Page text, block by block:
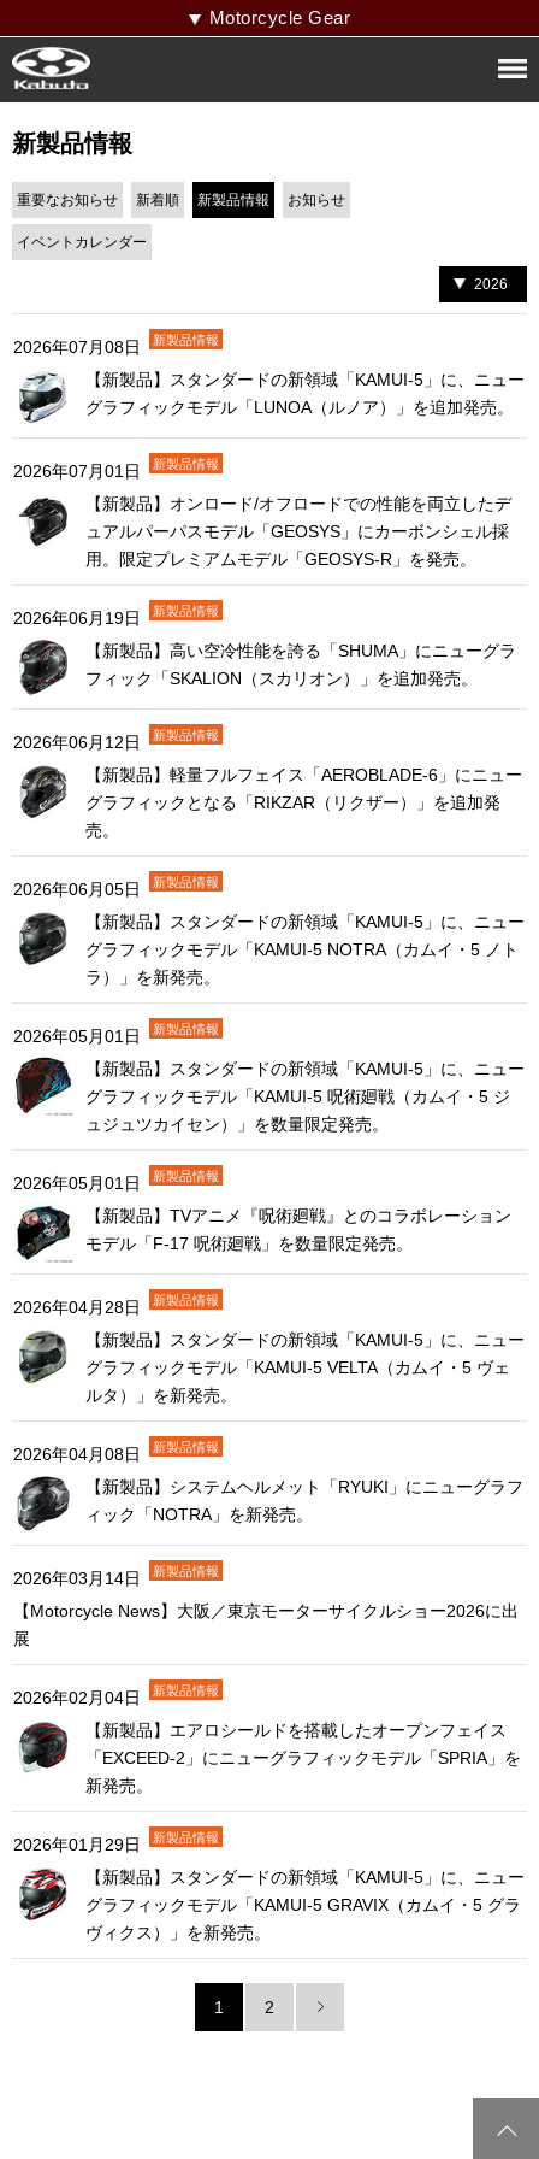
Motorcycle Gear
新製品情報
重要なお知らせ 新着順 新製品情報 お知らせ
イベントカレンダー
2026
2026年07月08日
【新製品】スタンダードの新領域「KAMUI-5」に、ニュー
グラフィックモデル「LUNOA（ルノア）」を追加発売。
2026年07月01日
【新製品】オンロード/オフロードでの性能を両立したデ
ュアルパーパスモデル「GEOSYS」にカーボンシェル採
用。限定プレミアムモデル「GEOSYS-R」を発売。
2026年06月19日
【新製品】高い空冷性能を誇る「SHUMA」にニューグラ
フィック「SKALION（スカリオン）」を追加発売。
2026年06月12日
【新製品】軽量フルフェイス「AEROBLADE-6」にニュー
グラフィックとなる「RIKZAR（リクザー）」を追加発
売。
2026年06月05日
【新製品】スタンダードの新領域「KAMUI-5」に、ニュー
グラフィックモデル「KAMUI-5 NOTRA（カムイ・5 ノト
ラ）」を新発売。
2026年05月01日
【新製品】スタンダードの新領域「KAMUI-5」に、ニュー
グラフィックモデル「KAMUI-5 呪術廻戦（カムイ・5 ジ
ュジュツカイセン）」を数量限定発売。
2026年05月01日
【新製品】TVアニメ『呪術廻戦』とのコラボレーション
モデル「F-17 呪術廻戦」を数量限定発売。
2026年04月28日
【新製品】スタンダードの新領域「KAMUI-5」に、ニュー
グラフィックモデル「KAMUI-5 VELTA（カムイ・5 ヴェ
ルタ）」を新発売。
2026年04月08日
【新製品】システムヘルメット「RYUKI」にニューグラフ
ィック「NOTRA」を新発売。
2026年03月14日
【Motorcycle News】大阪／東京モーターサイクルショー2026に出
展
2026年02月04日
【新製品】エアロシールドを搭載したオープンフェイス
「EXCEED-2」にニューグラフィックモデル「SPRIA」を
新発売。
2026年01月29日
【新製品】スタンダードの新領域「KAMUI-5」に、ニュー
グラフィックモデル「KAMUI-5 GRAVIX（カムイ・5 グラ
ヴィクス）」を新発売。
1 2